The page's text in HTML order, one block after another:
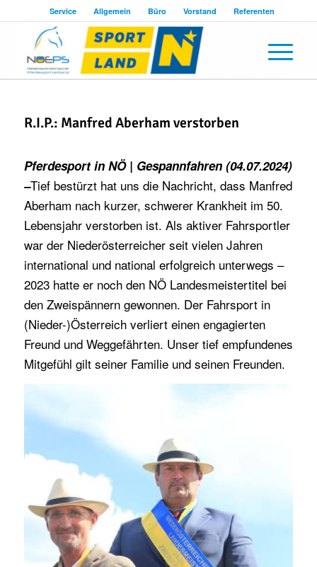
Service Allgemein Büro Vorstand Referenten
R.I.P.: Manfred Aberham verstorben
Pferdesport in NÖ | Gespannfahren (04.07.2024)
–Tief bestürzt hat uns die Nachricht, dass Manfred
Aberham nach kurzer, schwerer Krankheit im 50.
Lebensjahr verstorben ist. Als aktiver Fahrsportler
war der Niederösterreicher seit vielen Jahren
international und national erfolgreich unterwegs –
2023 hatte er noch den NÖ Landesmeistertitel bei
den Zweispännern gewonnen. Der Fahrsport in
(Nieder-)Österreich verliert einen engagierten
Freund und Weggefährten. Unser tief empfundenes
Mitgefühl gilt seiner Familie und seinen Freunden.